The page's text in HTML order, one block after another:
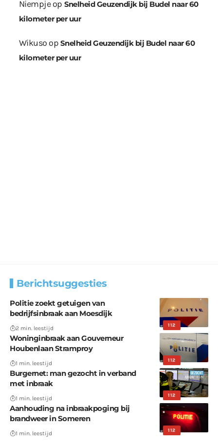
Niempjeop Snelheid Geuzendijk bij Budel naar 60
kilometer per uur
Wikuso op Snelheid Geuzendijk bij Budel naar 60
kilometer per uur
Berichtsuggesties
112
Politie zoekt getuigen van
bedrijfsinbraak aan Moesdijk
2 min. leestijd
112
Woninginbraak aan Gouverneur
Houbenlaan Stramproy
1 min. leestijd
112
Burgernet: man gezocht in verband
met inbraak
1 min. leestijd
112
Aanhouding na inbraakpoging bij
brandweer in Someren
1 min. leestijd